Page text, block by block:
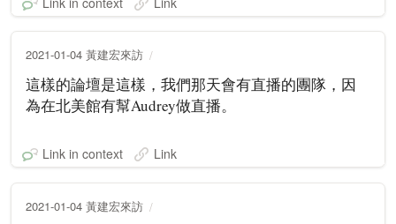
2021-01-04 黃建宏來訪
這樣的論壇是這樣，我們那天會有直播的團隊，因
為在北美館有幫Audrey做直播。
Link in context Link
2021-01-04 黃建宏來訪